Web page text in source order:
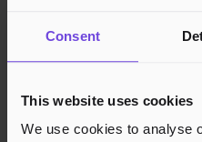
Consent
This website uses cookies
We use cookies to analyse
Rask og sikker